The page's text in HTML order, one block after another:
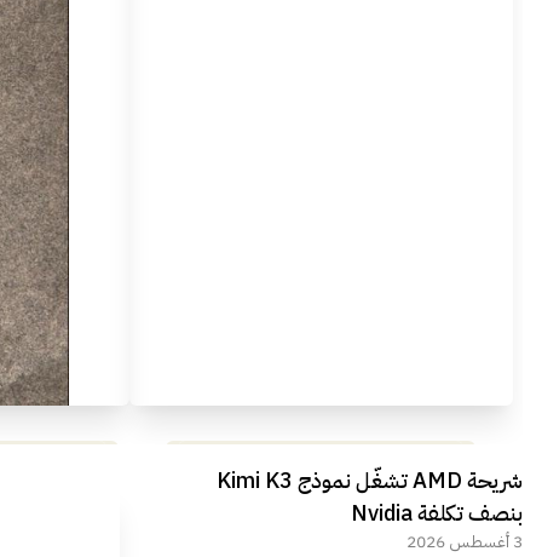
مراجعة شاملة لعملاق الألعاب
الجديد REDMAGIC 11 AIR
شريحة AMD تشغّل نموذج Kimi K3
بنصف تكلفة Nvidia
3 أغسطس 2026